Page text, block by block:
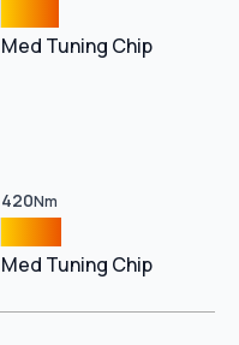
Med Tuning Chip
420Nm
Med Tuning Chip